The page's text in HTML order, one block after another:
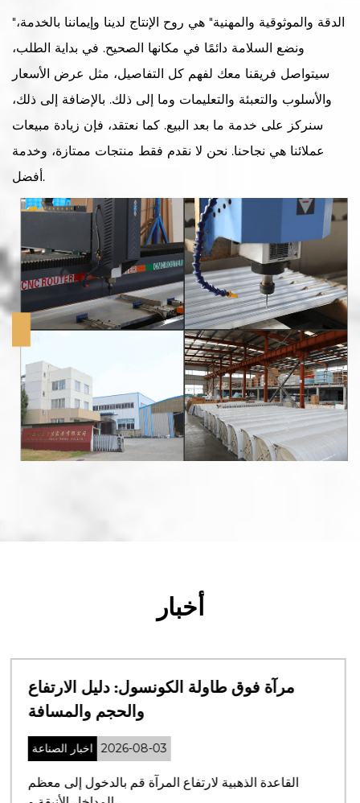
"الدقة والموثوقية والمهنية" هي روح الإنتاج لدينا وإيماننا بالخدمة،
ونضع السلامة دائمًا في مكانها الصحيح. في بداية الطلب،
سيتواصل فريقنا معك لفهم كل التفاصيل، مثل عرض الأسعار
والأسلوب والتعبئة والتعليمات وما إلى ذلك. بالإضافة إلى ذلك،
سنركز على خدمة ما بعد البيع. كما نعتقد، فإن زيادة مبيعات
عملائنا هي نجاحنا. نحن لا نقدم فقط منتجات ممتازة، وخدمة
أفضل.
أخبار
الاستحمام: الدليل النهائي للأنماط
والمواد والتركيب
اخبار الصناعة
اختيار كابينة الاستحمام المناسبة؟ كبائن